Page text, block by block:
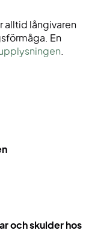
alltid långivaren
En
och skulder hos